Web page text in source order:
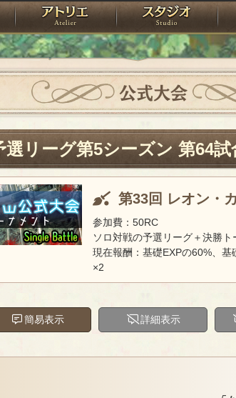
ローレット アトリエ ス
公式大会
選リーグ第5シーズン 第64
第33回 レオン・
参加費：50RC
ソロ対戦の予選リーグ＋決勝ト
現在報酬：基礎EXPの60%、
×2
簡易表示 詳細表示